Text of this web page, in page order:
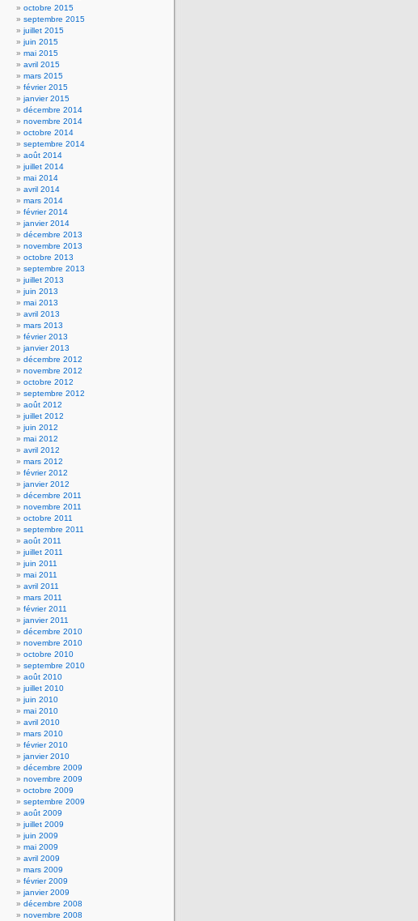
octobre 2015
septembre 2015
juillet 2015
juin 2015
mai 2015
avril 2015
mars 2015
février 2015
janvier 2015
décembre 2014
novembre 2014
octobre 2014
septembre 2014
août 2014
juillet 2014
mai 2014
avril 2014
mars 2014
février 2014
janvier 2014
décembre 2013
novembre 2013
octobre 2013
septembre 2013
juillet 2013
juin 2013
mai 2013
avril 2013
mars 2013
février 2013
janvier 2013
décembre 2012
novembre 2012
octobre 2012
septembre 2012
août 2012
juillet 2012
juin 2012
mai 2012
avril 2012
mars 2012
février 2012
janvier 2012
décembre 2011
novembre 2011
octobre 2011
septembre 2011
août 2011
juillet 2011
juin 2011
mai 2011
avril 2011
mars 2011
février 2011
janvier 2011
décembre 2010
novembre 2010
octobre 2010
septembre 2010
août 2010
juillet 2010
juin 2010
mai 2010
avril 2010
mars 2010
février 2010
janvier 2010
décembre 2009
novembre 2009
octobre 2009
septembre 2009
août 2009
juillet 2009
juin 2009
mai 2009
avril 2009
mars 2009
février 2009
janvier 2009
décembre 2008
novembre 2008